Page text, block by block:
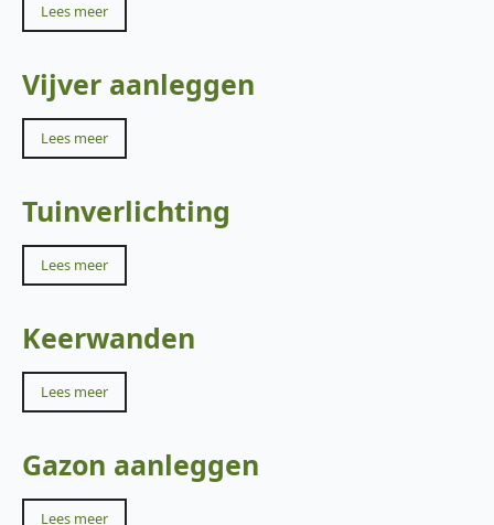
Lees meer
Vijver aanleggen
Lees meer
Tuinverlichting
Lees meer
Keerwanden
Lees meer
Gazon aanleggen
Lees meer